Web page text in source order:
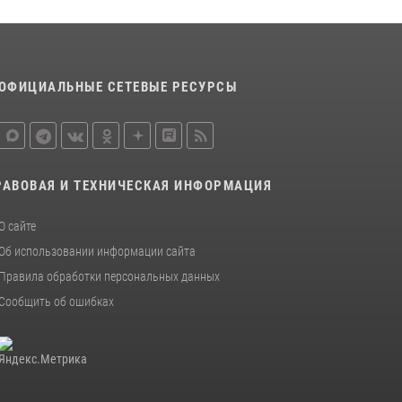
СЕТЕВЫЕ РЕСУРСЫ
И ТЕХНИЧЕСКАЯ ИНФОРМАЦИЯ
О сайте
Об использовании информации сайта
Правила обработки персональных данных
Сообщить об ошибках